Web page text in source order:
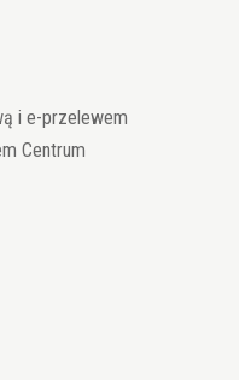
i e-przelewem
Centrum